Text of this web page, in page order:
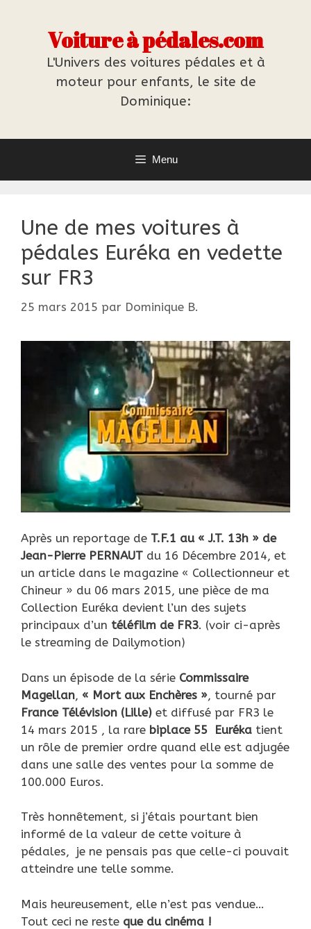
Voiture à pédales.com
L'Univers des voitures pédales et à
moteur pour enfants, le site de
Dominique:
Menu
Une de mes voitures à
pédales Euréka en vedette
sur FR3
25 mars 2015 par Dominique B.
Après un reportage de T.F.1 au « J.T. 13h » de
Jean-Pierre PERNAUT du 16 Décembre 2014, et
un article dans le magazine « Collectionneur et
Chineur » du 06 mars 2015, une pièce de ma
Collection Euréka devient l’un des sujets
principaux d’un téléfilm de FR3. (voir ci-après
le streaming de Dailymotion)
Dans un épisode de la série Commissaire
Magellan, « Mort aux Enchères », tourné par
France Télévision (Lille) et diffusé par FR3 le
14 mars 2015 , la rare biplace 55 Euréka tient
un rôle de premier ordre quand elle est adjugée
dans une salle des ventes pour la somme de
100.000 Euros.
Très honnêtement, si j’étais pourtant bien
informé de la valeur de cette voiture à
pédales, je ne pensais pas que celle-ci pouvait
atteindre une telle somme.
Mais heureusement, elle n’est pas vendue…
Tout ceci ne reste que du cinéma !